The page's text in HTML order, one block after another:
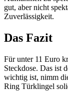
gut, aber nicht
Zuverlässigkeit.
Das Fazit
Für unter 11 Euro
Steckdose. Das ist
wichtig ist, nimm
Ring Türklingel